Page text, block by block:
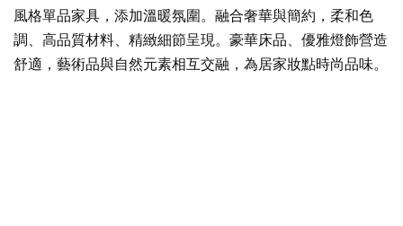
風格單品家具，添加溫暖氛圍。融合奢華與簡約，柔和色
調、高品質材料、精緻細節呈現。豪華床品、優雅燈飾營造
舒適，藝術品與自然元素相互交融，為居家妝點時尚品味。